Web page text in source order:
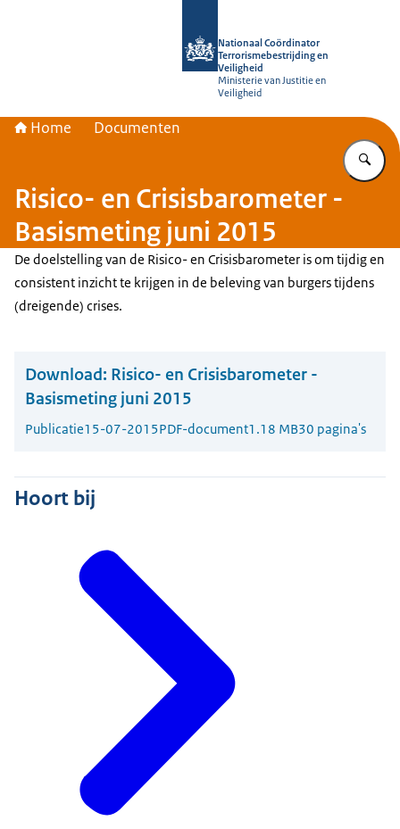
Nationaal Coördinator
Terrorismebestrijding en
Veiligheid
Ministerie van Justitie en
Veiligheid
Home Documenten
Risico- en Crisisbarometer -
Basismeting juni 2015
De doelstelling van de Risico- en Crisisbarometer is om tijdig en
consistent inzicht te krijgen in de beleving van burgers tijdens
(dreigende) crises.
Download: Risico- en Crisisbarometer -
Basismeting juni 2015
Publicatie15-07-2015PDF-document1.18 MB30 pagina's
Hoort bij